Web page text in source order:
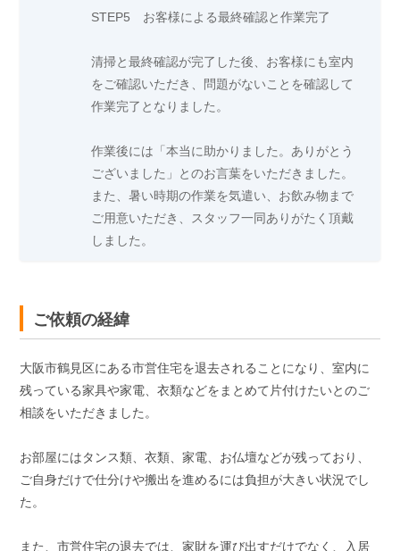
STEP5 お客様による最終確認と作業完了
清掃と最終確認が完了した後、お客様にも室内
をご確認いただき、問題がないことを確認して
作業完了となりました。
作業後には「本当に助かりました。ありがとう
ございました」とのお言葉をいただきました。
また、暑い時期の作業を気遣い、お飲み物まで
ご用意いただき、スタッフ一同ありがたく頂戴
しました。
ご依頼の経緯
大阪市鶴見区にある市営住宅を退去されることになり、室内に
残っている家具や家電、衣類などをまとめて片付けたいとのご
相談をいただきました。
お部屋にはタンス類、衣類、家電、お仏壇などが残っており、
ご自身だけで仕分けや搬出を進めるには負担が大きい状況でし
た。
また、市営住宅の退去では、家財を運び出すだけでなく、入居